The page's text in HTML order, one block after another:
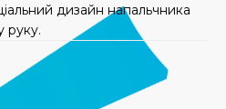
дизайн напальчника
руку.